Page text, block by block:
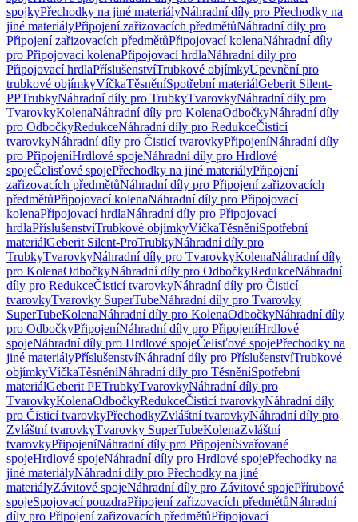
spojkyPřechodky na jiné materiályNáhradní díly pro Přechodky na
jiné materiályPřipojení zařizovacích předmětůNáhradní díly pro
Připojení zařizovacích předmětůPřipojovací kolenaNáhradní díly
pro Připojovací kolenaPřipojovací hrdlaNáhradní díly pro
Připojovací hrdlaPříslušenstvíTrubkové objímkyUpevnění pro
trubkové objímkyVíčkaTěsněníSpotřební materiálGeberit Silent-
PPTrubkyNáhradní díly pro TrubkyTvarovkyNáhradní díly pro
TvarovkyKolenaNáhradní díly pro KolenaOdbočkyNáhradní díly
pro OdbočkyRedukceNáhradní díly pro RedukceČisticí
tvarovkyNáhradní díly pro Čisticí tvarovkyPřipojeníNáhradní díly
pro PřipojeníHrdlové spojeNáhradní díly pro Hrdlové
spojeČelisťové spojePřechodky na jiné materiályPřipojení
zařizovacích předmětůNáhradní díly pro Připojení zařizovacích
předmětůPřipojovací kolenaNáhradní díly pro Připojovací
kolenaPřipojovací hrdlaNáhradní díly pro Připojovací
hrdlaPříslušenstvíTrubkové objímkyVíčkaTěsněníSpotřební
materiálGeberit Silent-ProTrubkyNáhradní díly pro
TrubkyTvarovkyNáhradní díly pro TvarovkyKolenaNáhradní díly
pro KolenaOdbočkyNáhradní díly pro OdbočkyRedukceNáhradní
díly pro RedukceČisticí tvarovkyNáhradní díly pro Čisticí
tvarovkyTvarovky SuperTubeNáhradní díly pro Tvarovky
SuperTubeKolenaNáhradní díly pro KolenaOdbočkyNáhradní díly
pro OdbočkyPřipojeníNáhradní díly pro PřipojeníHrdlové
spojeNáhradní díly pro Hrdlové spojeČelisťové spojePřechodky na
jiné materiályPříslušenstvíNáhradní díly pro PříslušenstvíTrubkové
objímkyVíčkaTěsněníNáhradní díly pro TěsněníSpotřební
materiálGeberit PETrubkyTvarovkyNáhradní díly pro
TvarovkyKolenaOdbočkyRedukceČisticí tvarovkyNáhradní díly
pro Čisticí tvarovkyPřechodkyZvláštní tvarovkyNáhradní díly pro
Zvláštní tvarovkyTvarovky SuperTubeKolenaZvláštní
tvarovkyPřipojeníNáhradní díly pro PřipojeníSvařované
spojeHrdlové spojeNáhradní díly pro Hrdlové spojePřechodky na
jiné materiályNáhradní díly pro Přechodky na jiné
materiályZávitové spojeNáhradní díly pro Závitové spojePřírubové
spojeSpojovací pouzdraPřipojení zařizovacích předmětůNáhradní
díly pro Připojení zařizovacích předmětůPřipojovací